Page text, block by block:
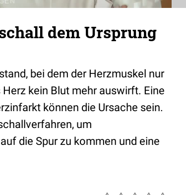
dem Ursprung
bei dem der Herzmuskel nur
kein Blut mehr auswirft. Eine
können die Ursache sein.
um
die Spur zu kommen und eine